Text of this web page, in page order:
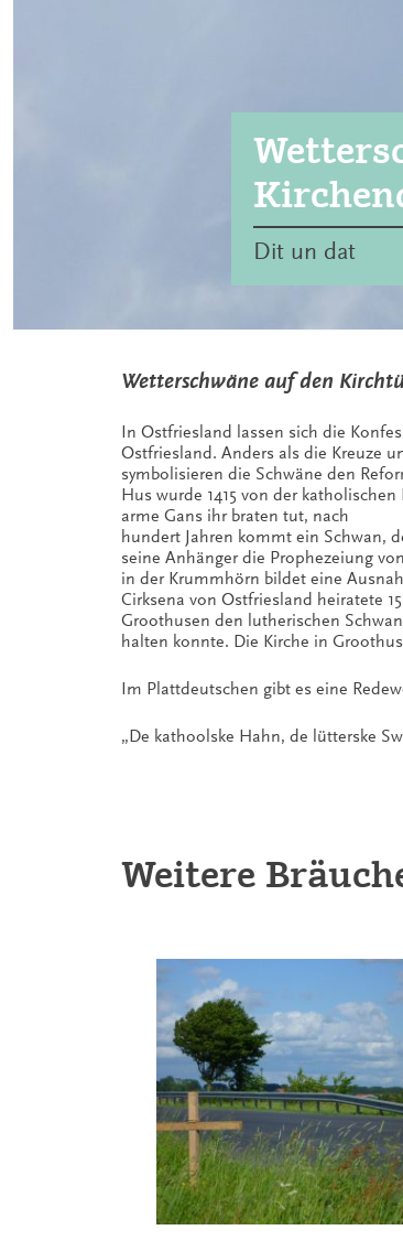
Dit un dat
Wetterschwäne auf den
In Ostfriesland lassen sich die
Ostfriesland. Anders als die Kreuze
symbolisieren die Schwäne den
Hus wurde 1415 von der
arme Gans ihr braten tut, nach
hundert Jahren kommt ein Schwan,
seine Anhänger die Prophezeiung
in der Krummhörn bildet eine
Cirksena von Ostfriesland heiratete
Groothusen den lutherischen
halten konnte. Die Kirche in
Im Plattdeutschen gibt es eine
„De kathoolske Hahn, de lütterske
Weitere